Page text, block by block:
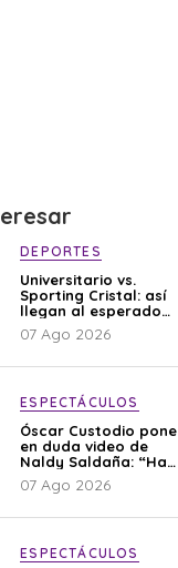
DEPORTES
Universitario vs.
Sporting Cristal: así
llegan al esperado
duelo
07 Ago 2026
ESPECTÁCULOS
Óscar Custodio pone
en duda video de
Naldy Saldaña: “Hay
cosas que de repente
se han editado”
07 Ago 2026
ESPECTÁCULOS